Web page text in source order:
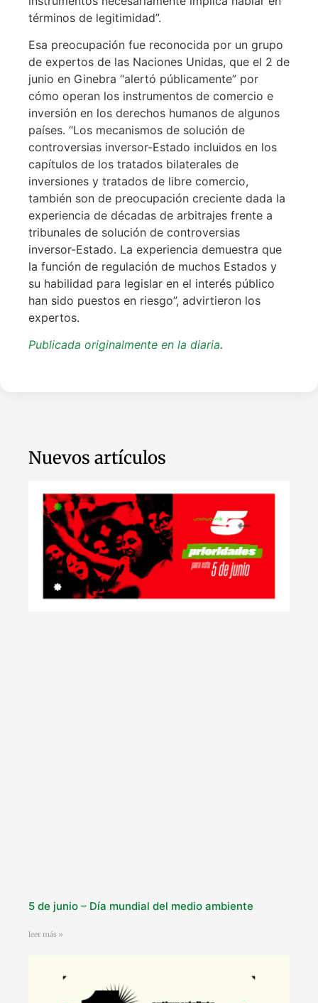
términos de legitimidad”.
Esa preocupación fue reconocida por un grupo
de expertos de las Naciones Unidas, que el 2 de
junio en Ginebra “alertó públicamente” por
cómo operan los instrumentos de comercio e
inversión en los derechos humanos de algunos
países. “Los mecanismos de solución de
controversias inversor-Estado incluidos en los
capítulos de los tratados bilaterales de
inversiones y tratados de libre comercio,
también son de preocupación creciente dada la
experiencia de décadas de arbitrajes frente a
tribunales de solución de controversias
inversor-Estado. La experiencia demuestra que
la función de regulación de muchos Estados y
su habilidad para legislar en el interés público
han sido puestos en riesgo”, advirtieron los
expertos.
Publicada originalmente en la diaria.
Nuevos artículos
5 de junio – Día mundial del medio ambiente
leer más »